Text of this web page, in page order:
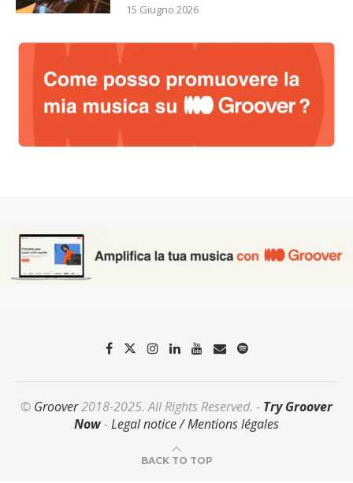
15 Giugno 2026
© Groover2018-2025. All Rights Reserved. - Try Groover
Now-Legal notice / Mentions légales
BACK TO TOP